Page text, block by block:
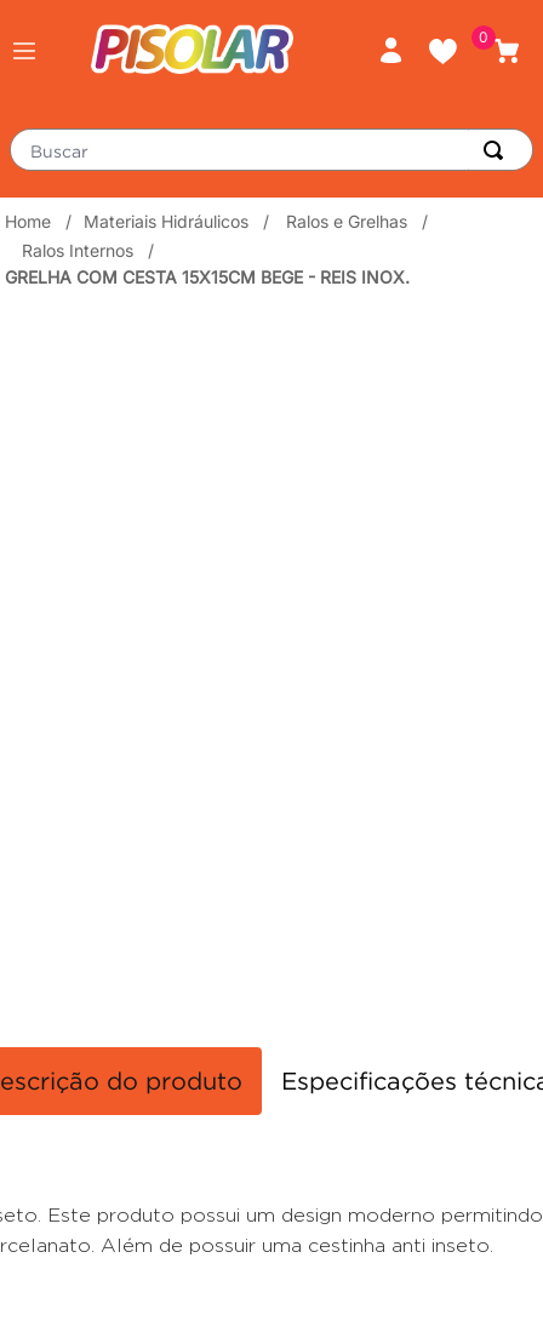
0
Buscar
Materiais Hidráulicos
Ralos e Grelhas
Ralos Internos
GRELHA COM CESTA 15X15CM BEGE - REIS INOX.
do produto Especificações
Este produto possui um design moderno
Além de possuir uma cestinha anti inseto.
TERMOS MAIS BUSCADOS
1º piso